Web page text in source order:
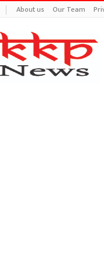
About us Our Team